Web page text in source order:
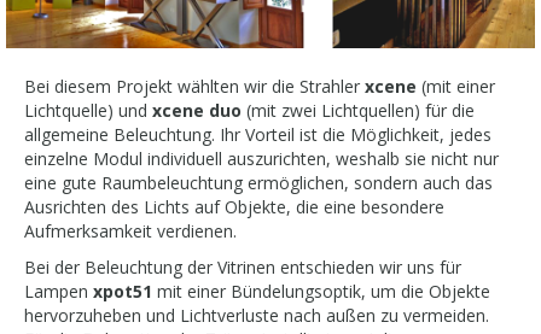
Bei diesem Projekt wählten wir die Strahler xcene (mit einer
Lichtquelle) und xcene duo (mit zwei Lichtquellen) für die
allgemeine Beleuchtung. Ihr Vorteil ist die Möglichkeit, jedes
einzelne Modul individuell auszurichten, weshalb sie nicht nur
eine gute Raumbeleuchtung ermöglichen, sondern auch das
Ausrichten des Lichts auf Objekte, die eine besondere
Aufmerksamkeit verdienen.
Bei der Beleuchtung der Vitrinen entschieden wir uns für
Lampen xpot51 mit einer Bündelungsoptik, um die Objekte
hervorzuheben und Lichtverluste nach außen zu vermeiden.